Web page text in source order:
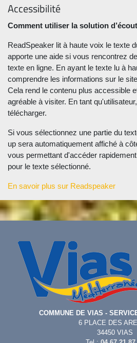
Accessibilité
Comment utiliser la solution
ReadSpeaker lit à haute voix le texte
apporte une aide si vous rencontrez
texte en ligne. En ayant le texte lu à
comprendre les informations sur le
Cela rend le contenu plus accessible
agréable à visiter. En tant
télécharger.
Si vous sélectionnez une partie du
up sera automatiquement affiché à
vous permettant d'accéder
pour le texte sélectionné.
En savoir plus sur Readspeaker
COMMUNE DE VIAS -
6 PLACE DES
34450 VIAS